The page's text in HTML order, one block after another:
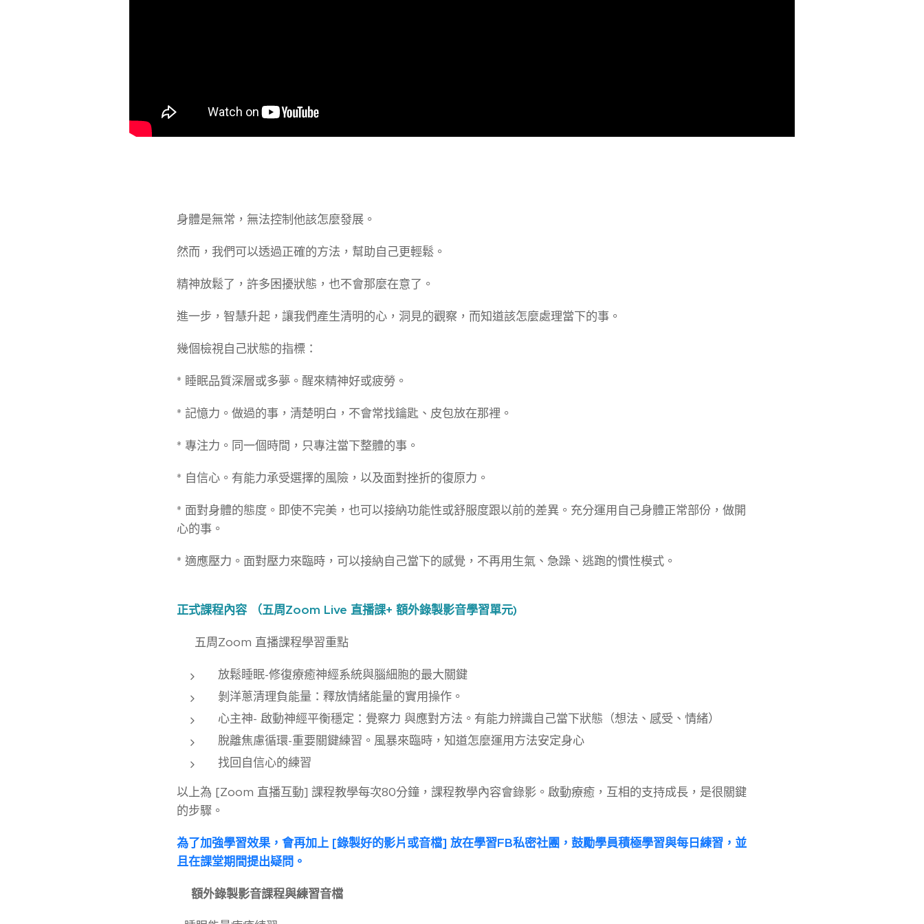
身體是無常，無法控制他該怎麼發展。
然而，我們可以透過正確的方法，幫助自己更輕鬆。
精神放鬆了，許多困擾狀態，也不會那麼在意了。
進一步，智慧升起，讓我們產生清明的心，洞見的觀察，而知道該怎麼處理當下的事。
幾個檢視自己狀態的指標：
* 睡眠品質深層或多夢。醒來精神好或疲勞。
* 記憶力。做過的事，清楚明白，不會常找鑰匙、皮包放在那裡。
* 專注力。同一個時間，只專注當下整體的事。
* 自信心。有能力承受選擇的風險，以及面對挫折的復原力。
* 面對身體的態度。即使不完美，也可以接納功能性或舒服度跟以前的差異。充分運用自己身體正常部份，做開
心的事。
* 適應壓力。面對壓力來臨時，可以接納自己當下的感覺，不再用生氣、急躁、逃跑的慣性模式。
正式課程內容 （五周Zoom Live 直播課+ 額外錄製影音學習單元)
❤️ 五周Zoom 直播課程學習重點
放鬆睡眠-修復療癒神經系統與腦細胞的最大關鍵
剝洋蔥清理負能量：釋放情緒能量的實用操作。
心主神- 啟動神經平衡穩定：覺察力 與應對方法。有能力辨識自己當下狀態（想法、感受、情緒）
脫離焦慮循環-重要關鍵練習。風暴來臨時，知道怎麼運用方法安定身心
找回自信心的練習
以上為 [Zoom 直播互動] 課程教學每次80分鐘，課程教學內容會錄影。啟動療癒，互相的支持成長，是很關鍵
的步驟。
為了加強學習效果，會再加上 [錄製好的影片或音檔] 放在學習FB私密社團，鼓勵學員積極學習與每日練習，並
且在課堂期間提出疑問。
額外錄製影音課程與練習音檔